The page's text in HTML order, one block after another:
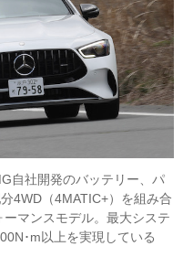
自社開発のバッテリー、パ
4WD（4MATIC+）を組み合
マンスモデル。最大システ
･m以上を実現している